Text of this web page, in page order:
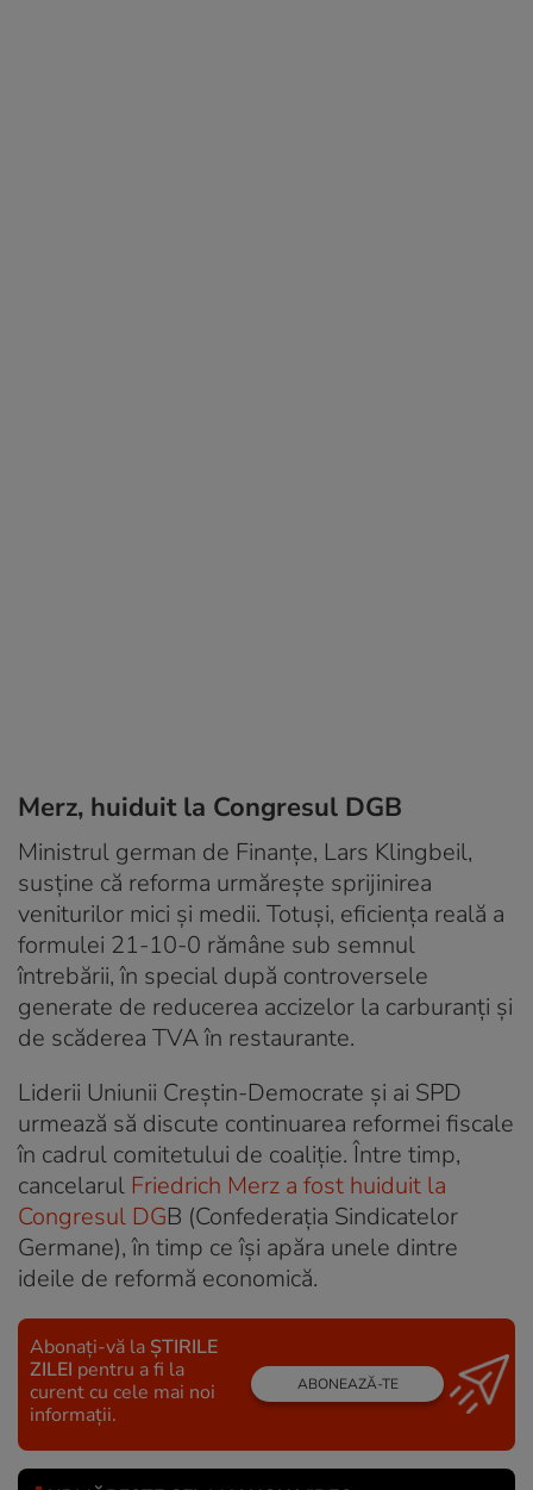
Merz, huiduit la Congresul DGB
Ministrul german de Finanțe, Lars Klingbeil,
susține că reforma urmărește sprijinirea
veniturilor mici și medii. Totuși, eficiența reală a
formulei 21-10-0 rămâne sub semnul
întrebării, în special după controversele
generate de reducerea accizelor la carburanți și
de scăderea TVA în restaurante.
Liderii Uniunii Creștin-Democrate și ai SPD
urmează să discute continuarea reformei fiscale
în cadrul comitetului de coaliție. Între timp,
cancelarul Friedrich Merz a fost huiduit la
Congresul DGB (Confederația Sindicatelor
Germane), în timp ce își apăra unele dintre
ideile de reformă economică.
Abonați-vă la ȘTIRILE
ZILEI pentru a fi la
curent cu cele mai noi
informații.
ABONEAZĂ-TE